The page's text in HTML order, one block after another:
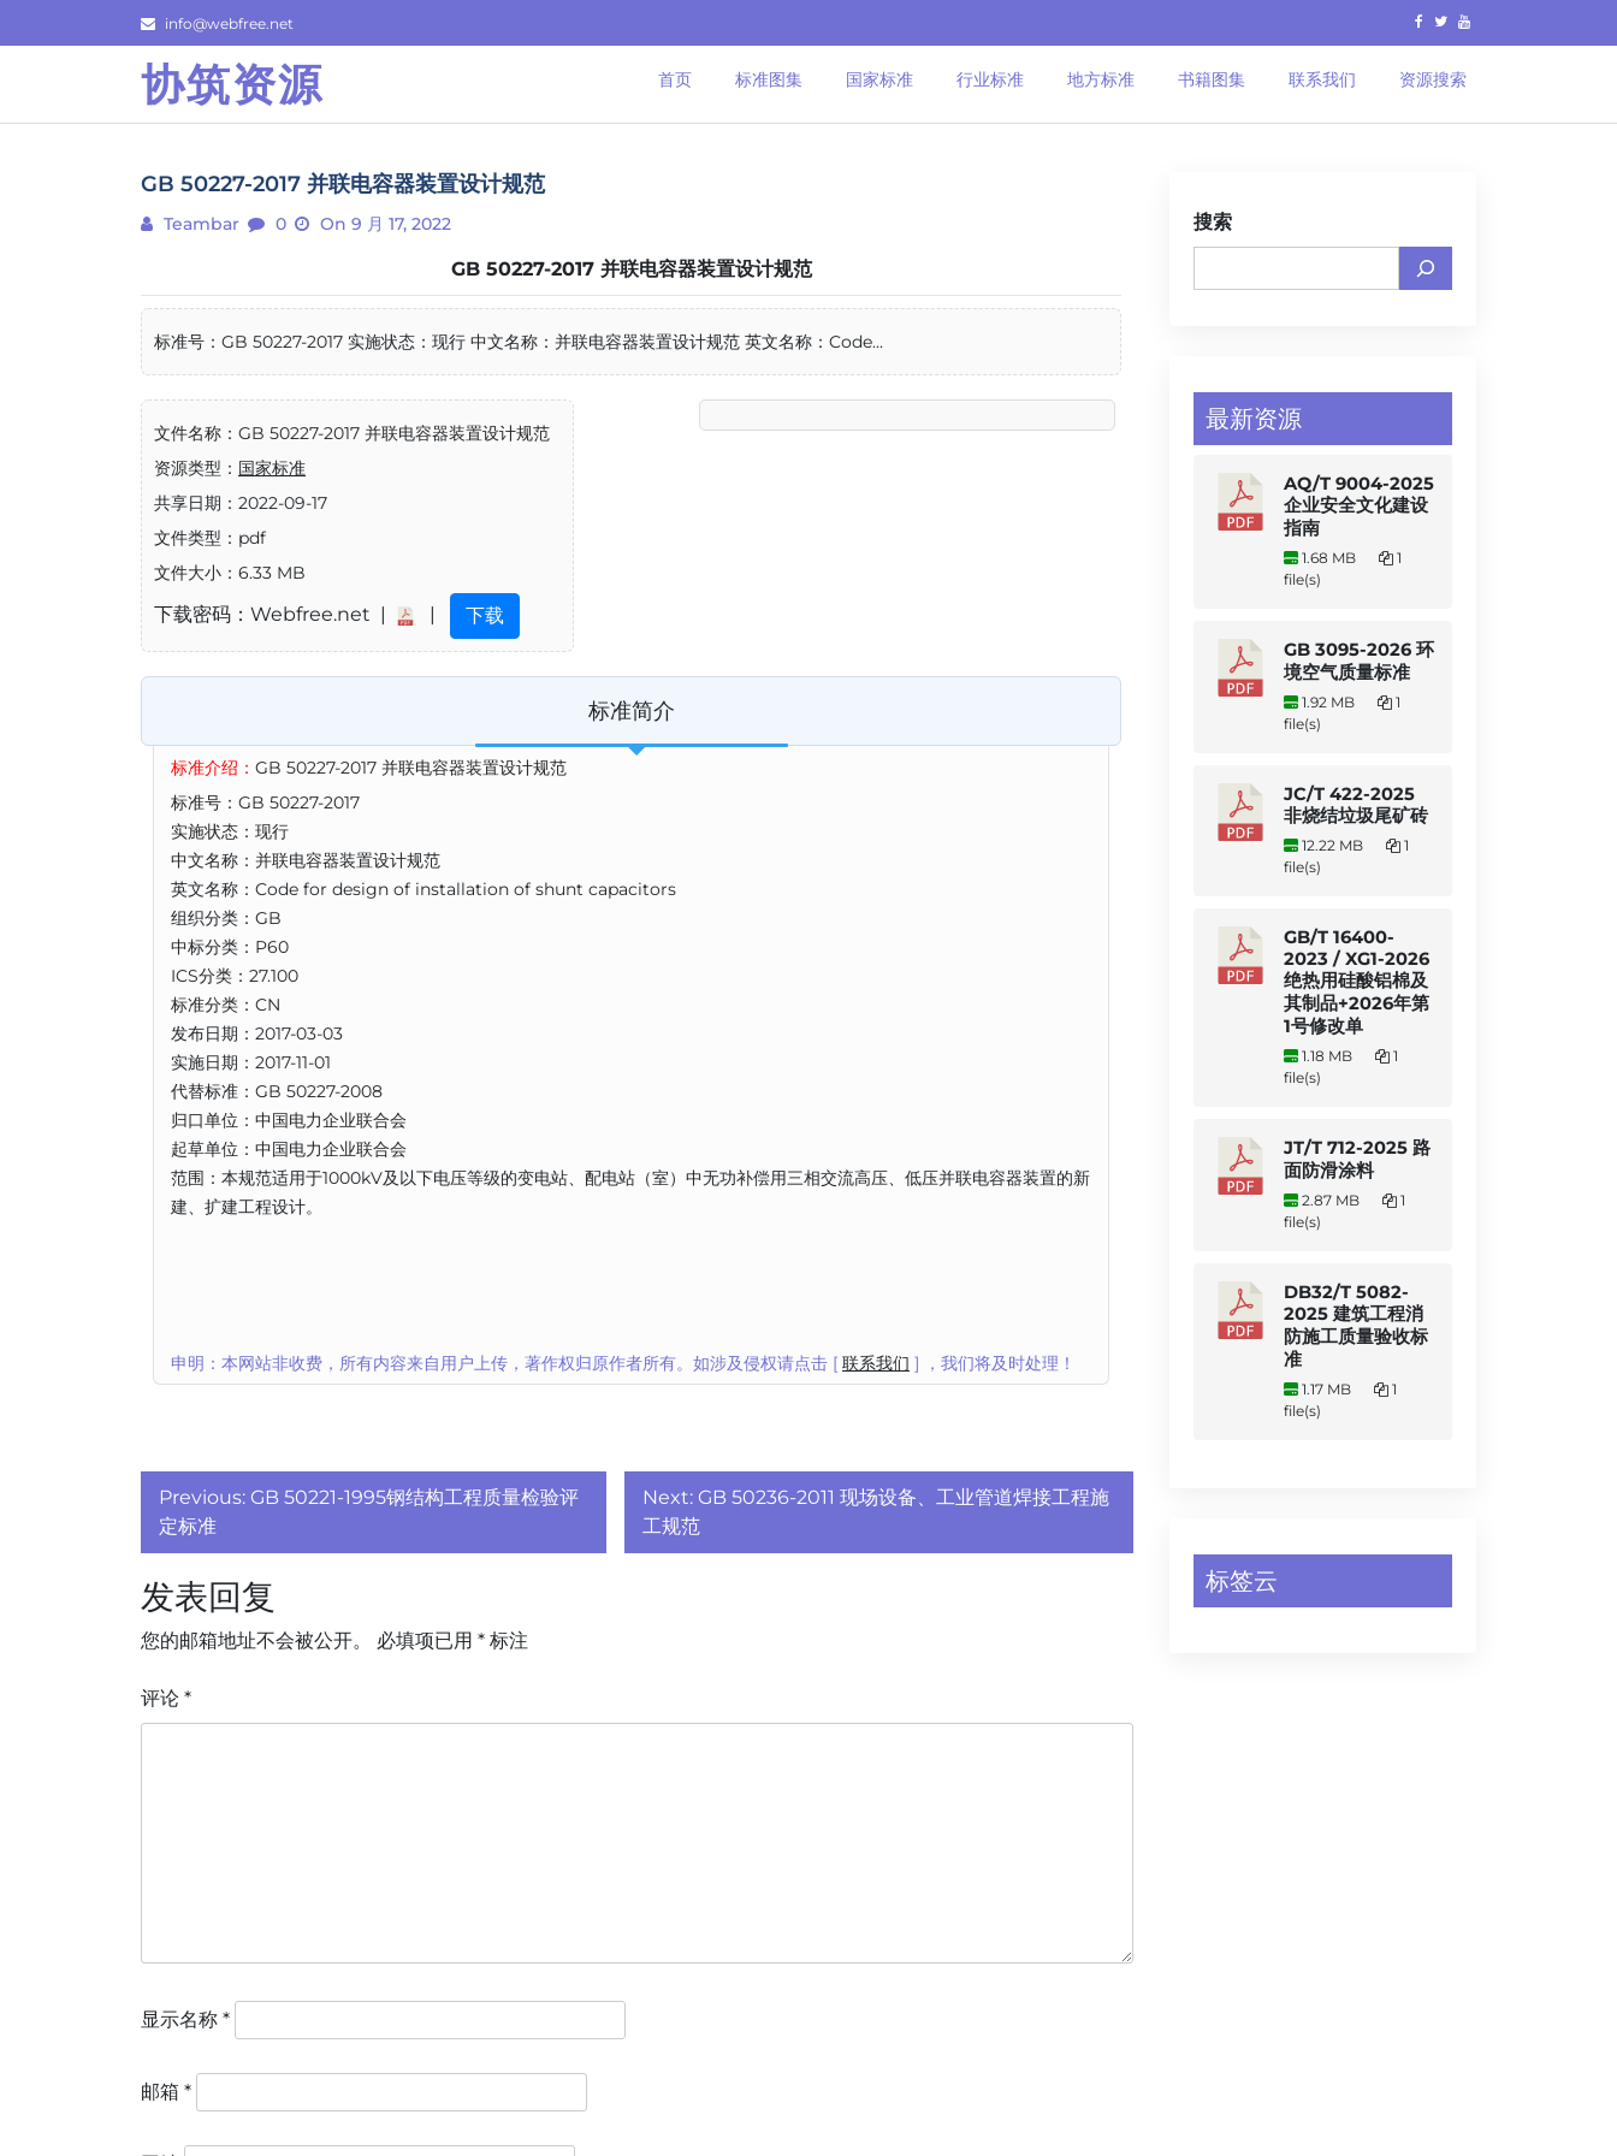
to
info@webfree.net
协筑资源 首页 标准图集 国家标准 行业标准 地方标准 书籍图集 联系我们 资源搜索
GB 50227-2017 并联电容器装置设计规范
Teambar 0 On 9 月 17, 2022
GB 50227-2017 并联电容器装置设计规范
标准号：GB 50227-2017 实施状态：现行 中文名称：并联电容器装置设计规范 英文名称：Code...
文件名称：GB 50227-2017 并联电容器装置设计规范
资源类型： 国家标准
共享日期：2022-09-17
文件类型：pdf
文件大小：6.33 MB
下载密码：Webfree.net | | 下载
标准简介
标准介绍： GB 50227-2017 并联电容器装置设计规范
标准号：GB 50227-2017
实施状态：现行
中文名称：并联电容器装置设计规范
英文名称：Code for design of installation of shunt capacitors
组织分类：GB
中标分类：P60
ICS分类：27.100
标准分类：CN
发布日期：2017-03-03
实施日期：2017-11-01
代替标准：GB 50227-2008
归口单位：中国电力企业联合会
起草单位：中国电力企业联合会
范围：本规范适用于1000kV及以下电压等级的变电站、配电站（室）中无功补偿用三相交流高压、低压并联电容器装置的新
建、扩建工程设计。
申明：本网站非收费，所有内容来自用户上传，著作权归原作者所有。如涉及侵权请点击 [ 联系我们 ] ，我们将及时处理！
文
章
导
航
Previous: GB 50221-1995钢结构工程质量检验评
定标准
Next: GB 50236-2011 现场设备、工业管道焊接工程施
工规范
发表回复
您的邮箱地址不会被公开。 必填项已用 * 标注
评论 *
显示名称 *
邮箱 *
搜索
最新资源
AQ/T 9004-2025
企业安全文化建设
指南
1.68 MB
1
file(s)
GB 3095-2026 环
境空气质量标准
1.92 MB
1
file(s)
JC/T 422-2025
非烧结垃圾尾矿砖
12.22 MB
1
file(s)
GB/T 16400-
2023 / XG1-2026
绝热用硅酸铝棉及
其制品+2026年第
1号修改单
1.18 MB
1
file(s)
JT/T 712-2025 路
面防滑涂料
2.87 MB
1
file(s)
DB32/T 5082-
2025 建筑工程消
防施工质量验收标
准
1.17 MB
1
file(s)
标签云